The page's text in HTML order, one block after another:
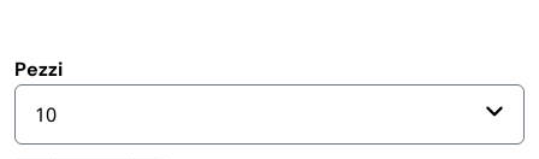
Pezzi
10